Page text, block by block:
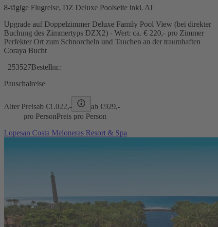
8-tägige Flugreise, DZ Deluxe Poolseite inkl. AI
Upgrade auf Doppelzimmer Deluxe Family Pool View (bei direkter
Buchung des Zimmertyps DZX2) - Wert: ca. € 220,- pro Zimmer
Perfekter Ort zum Schnorcheln und Tauchen an der traumhaften
Coraya Bucht
253527Bestellnr.:
Pauschalreise
Alter Preisab €1.022,- ab €929,-
pro PersonPreis pro Person
Lopesan Costa Meloneras Resort & Spa